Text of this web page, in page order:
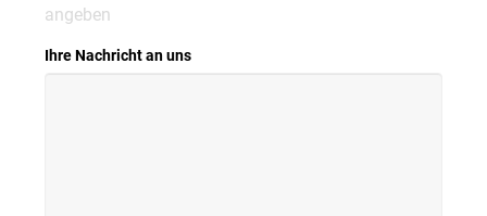
angeben
Ihre Nachricht an uns